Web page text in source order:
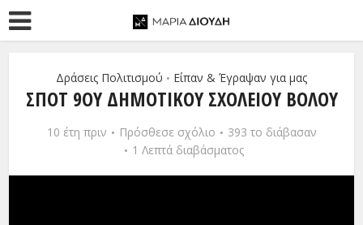
Δράσεις Πολιτισμού • Είπαν & Έγραψαν για μας
ΣΠΟΤ 9ΟΥ ΔΗΜΟΤΙΚΟΎ ΣΧΟΛΕΊΟΥ ΒΌΛΟΥ
10 έτη πριν Πρόσθεσε σχόλιο
393 το διάβασαν
1 Λεπτά διαβάσματος